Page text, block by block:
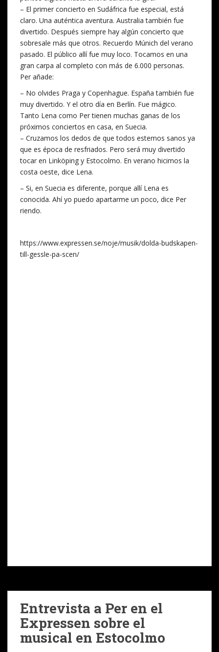
– El primer concierto en Sudáfrica fue especial, está
claro. Una auténtica aventura. Australia también fue
divertido. Después siempre hay algún concierto que
sobresale más que otros. Recuerdo Múnich del verano
pasado. El público allí fue muy loco. Tocamos en una
gran carpa al completo con más de 6.000 personas.
Per añade:
– No olvides Praga y Copenhague. España también fue
muy divertido. Y el otro día en Berlín. Fue mágico.
Tanto Lena como Per tienen muchas ganas de los
próximos conciertos en casa, en Suecia.
– Cruzamos los dedos de que todos estemos sanos ya
que es época de resfriados. Pero será muy divertido
tocar en Linköping y Estocolmo. En verano hicimos la
costa oeste, dice Lena.
– Si, en Suecia es diferente, porque allí Lena es
conocida. Ahí yo puedo apartarme un poco, dice Per
riendo.
https://www.expressen.se/noje/musik/dolda-budskapen-
till-gessle-pa-scen/
Entrevista a Per en el
Expressen sobre el
musical en Estocolmo